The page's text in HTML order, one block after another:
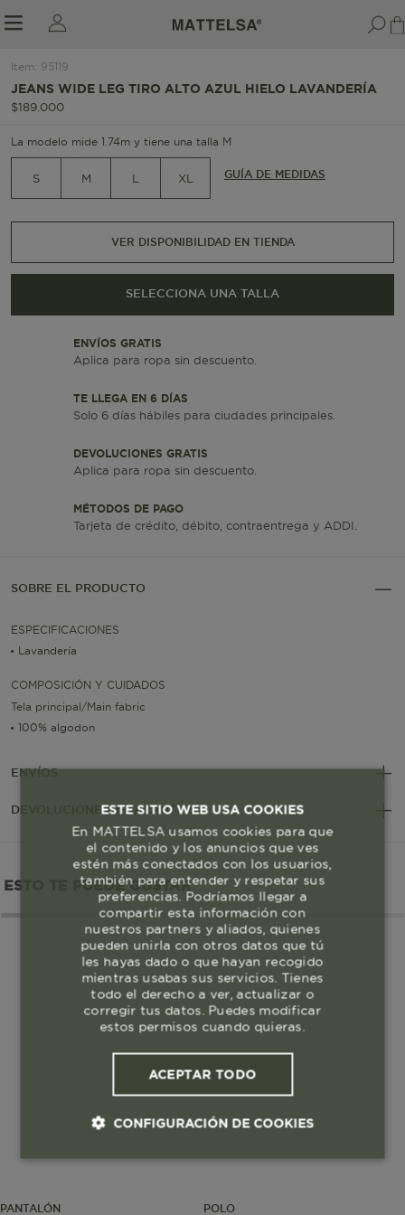
submenu
1/7
Item: 95119
JEANS WIDE LEG TIRO ALTO AZUL HIELO LAVANDERÍA
$189 000
La modelo mide 1.74m y tiene una talla M
S M L XL GUÍA DE MEDIDAS
VER DISPONIBILIDAD EN TIENDA
SELECCIONA UNA TALLA
ENVÍOS GRATIS
Aplica para ropa sin descuento.
TE LLEGA EN 6 DÍAS
Solo 6 días hábiles para ciudades principales.
DEVOLUCIONES GRATIS
Aplica para ropa sin descuento.
MÉTODOS DE PAGO
Tarjeta de crédito, débito, contraentrega y ADDI.
SOBRE EL PRODUCTO
ESPECIFICACIONES
Lavandería
COMPOSICIÓN Y CUIDADOS
Tela principal/Main fabric
100% algodon
ENVÍOS
DEVOLUCIONES Y GARANTÍAS
ESTO TE PUEDE GUSTAR
PANTALÓN POLO
ESTE SITIO WEB USA COOKIES
En MATTELSA usamos cookies para que
el contenido y los anuncios que ves
estén más conectados con los usuarios,
también para entender y respetar sus
preferencias. Podríamos llegar a
compartir esta información con
nuestros partners y aliados, quienes
pueden unirla con otros datos que tú
les hayas dado o que hayan recogido
mientras usabas sus servicios. Tienes
todo el derecho a ver, actualizar o
corregir tus datos. Puedes modificar
estos permisos cuando quieras.
ACEPTAR TODO
CONFIGURACIÓN DE COOKIES